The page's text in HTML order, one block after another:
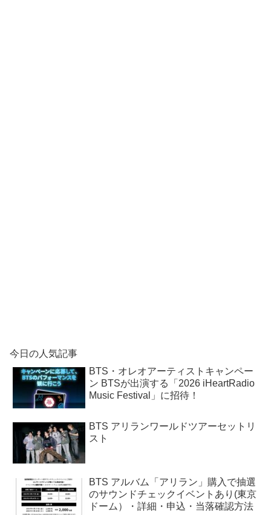
今日の人気記事
BTS・オレオアーティストキャンペー
ン BTSが出演する「2026 iHeartRadio
Music Festival」に招待！
BTS アリランワールドツアーセットリ
スト
BTS アルバム「アリラン」購入で抽選
のサウンドチェックイベントあり(東京
ドーム）・詳細・申込・当落確認方法